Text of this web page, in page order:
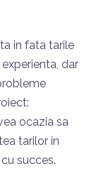
in fata tarile
dar
ocazia sa
tarilor in
succes.